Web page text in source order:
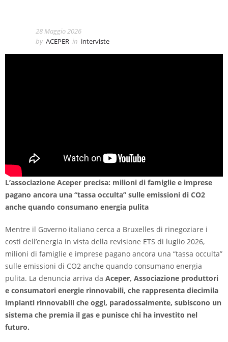
28 Maggio 2026
by ACEPER in interviste
L’associazione Aceper precisa: milioni di famiglie e imprese
pagano ancora una “tassa occulta” sulle emissioni di CO2
anche quando consumano energia pulita
Mentre il Governo italiano cerca a Bruxelles di rinegoziare i
costi dell’energia in vista della revisione ETS di luglio 2026,
milioni di famiglie e imprese pagano ancora una “tassa occulta”
sulle emissioni di CO2 anche quando consumano energia
pulita. La denuncia arriva da Aceper, Associazione produttori
e consumatori energie rinnovabili, che rappresenta diecimila
impianti rinnovabili che oggi, paradossalmente, subiscono un
sistema che premia il gas e punisce chi ha investito nel
futuro.